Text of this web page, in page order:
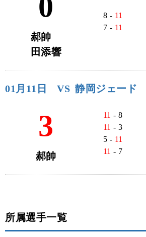
郝帥
田添響
8 - 11
7 - 11
01月11日 VS 静岡ジェード
3
郝帥
11 - 8
11 - 3
5 - 11
11 - 7
所属選手一覧